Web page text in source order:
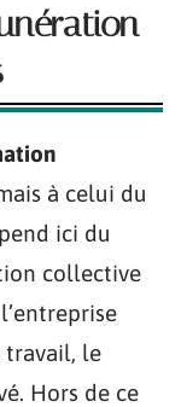
à celui du
ici du
collective
travail, le
Hors de ce